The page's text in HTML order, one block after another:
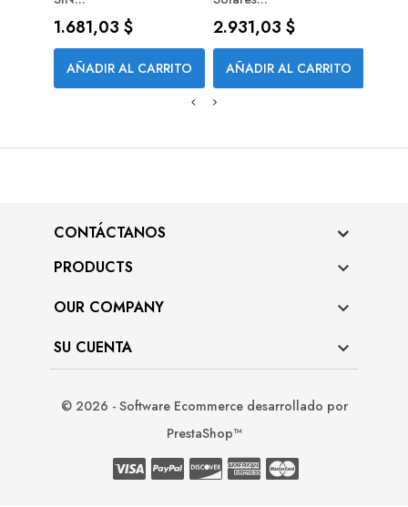
Precio
1.681,03 $
AÑADIR AL CARRITO
Precio
2.931,03 $
AÑADIR AL CARRITO
CONTÁCTANOS
PRODUCTS

OUR COMPANY 
SU CUENTA 
© 2026 - Software Ecommerce desarrollado por
PrestaShop™